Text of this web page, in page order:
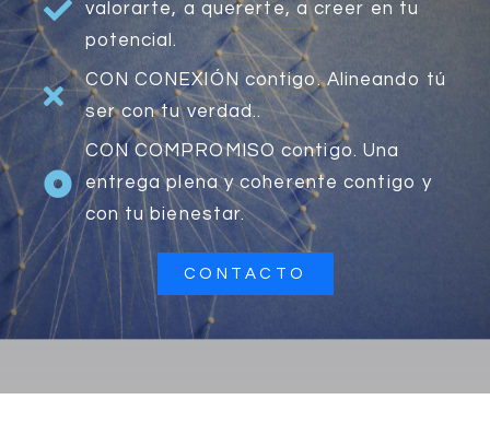
valorarte, a quererte, a creer en tu
potencial.
CON CONEXIÓN contigo. Alineando tú
ser con tu verdad..
CON COMPROMISO contigo. Una
entrega plena y coherente contigo y
con tu bienestar.
CONTACTO